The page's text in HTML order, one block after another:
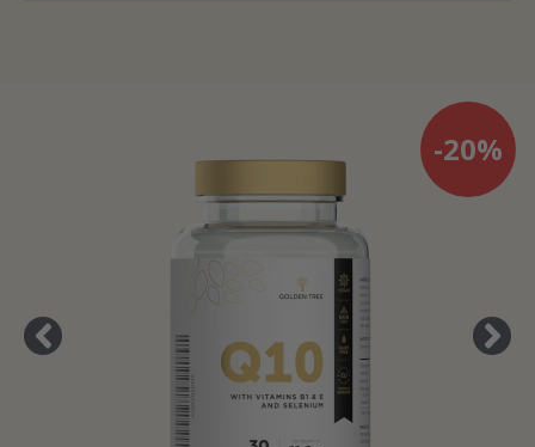
-20%